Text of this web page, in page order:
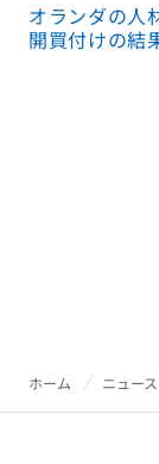
オランダの人
開買付けの結
ホーム ニュース